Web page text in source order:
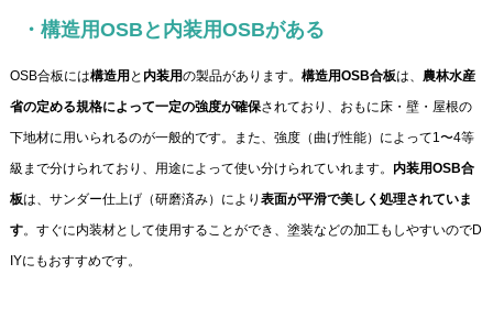
・構造用OSBと内装用OSBがある
OSB合板には構造用 と 内装用の製品があります。構造用OSB合板は、農林水産
省の定める規格によって一定の強度が確保されており、おもに床・壁・屋根の
下地材に用いられるのが一般的です。また、強度（曲げ性能）によって1〜4等
級まで分けられており、用途によって使い分けられていれます。 内装用OSB合
板は、サンダー仕上げ（研磨済み）により表面が平滑で美しく処理されていま
す。すぐに内装材として使用することができ、塗装などの加工もしやすいのでD
IYにもおすすめです。